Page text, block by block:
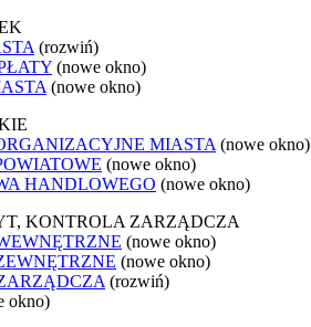
(rozwiń)
(nowe okno)
(nowe okno)
MIASTA (nowe okno)
(nowe okno)
HANDLOWEGO (nowe okno)
KONTROLA ZARZĄDCZA
(nowe okno)
(nowe okno)
(rozwiń)
okno)